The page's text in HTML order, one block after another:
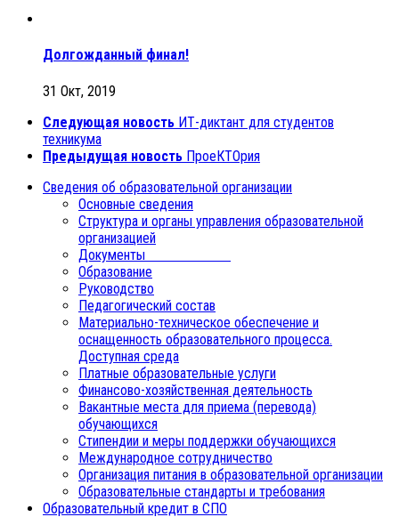
Долгожданный финал!
31 Окт, 2019
Следующая новость ИТ-диктант для студентов
техникума
Предыдущая новость ПроеКТОрия
Сведения об образовательной организации
Основные сведения
Структура и органы управления образовательной
организацией
Документы
Образование
Руководство
Педагогический состав
Материально-техническое обеспечение и
оснащенность образовательного процесса.
Доступная среда
Платные образовательные услуги
Финансово-хозяйственная деятельность
Вакантные места для приема (перевода)
обучающихся
Стипендии и меры поддержки обучающихся
Международное сотрудничество
Организация питания в образовательной организации
Образовательные стандарты и требования
Образовательный кредит в СПО